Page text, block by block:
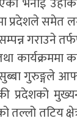
समेत
गराउने
कार्यक्रममा
गुरुङ्गले
प्रदेशको
तल्लो तटिय